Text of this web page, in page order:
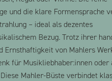
und die klare Formensprache
– ideal als dezentes
Bezug. Trotz ihrer
Ernsthaftigkeit von Mahlers
für Musikliebhaber:innen oder
Mahler-Büste verbindet